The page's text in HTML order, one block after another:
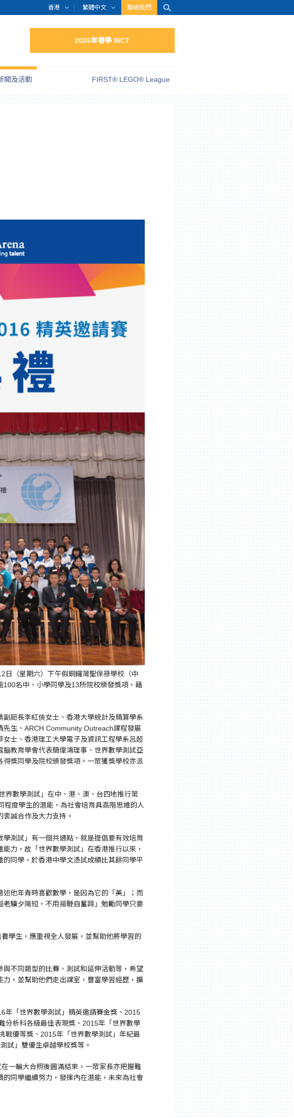
香港 繁體中文 聯絡我們
2026年春季 WCT
聞及活動 FIRST® LEGO® League
日（星期六）下午假銅鑼灣聖保祿學校（中
名中、小學同學及13所院校頒發獎項，藉
局長李紅俠女士、香港大學統計及精算學系
生、ARCH Community Outreach課程發展
士、香港理工大學電子及資訊工程學系呂超
教育學會代表簡偉鴻理事、世界數學測試亞
獎同學及院校頒發獎項。一眾獲獎學校亦派
界數學測試」在中、港、澳、台四地推行第
度學生的潛能，為社會培育具高階思維的人
誠合作及大力支持。
測試」有一個共通點，就是提倡要有效培育
力，故「世界數學測試」在香港推行以來，
同學，於香港中學文憑試成績比其餘同學平
他年青時喜歡數學，是因為它的「美」；而
驥夕陽短，不用揚鞭自奮蹄」勉勵同學只要
學生，應重視全人發展，並幫助他將學習的
不同類型的比賽、測試和延伸活動等，希望
，並幫助他們走出課室，豐富學習經歷，擴
年「世界數學測試」精英邀請賽金獎、2015
分析科各級最佳表現獎、2015年「世界數學
戰優等獎、2015年「世界數學測試」年紀最
試」雙優生卓越學校獎等。
一輪大合照後圓滿結束，一眾家長亦把握難
同學繼續努力，發揮內在潛能，未來為社會